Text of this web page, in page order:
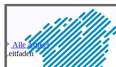
Alle Artikel
Leitfaden